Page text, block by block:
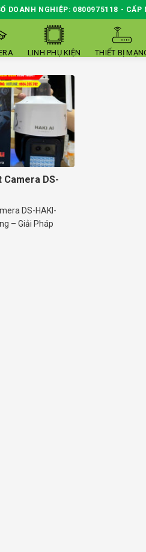
DOANH NGHIỆP: 0800975118 -
LINH PHỤ KIỆN THIẾT BỊ
Camera DS-
DS-HAKI-
– Giải Pháp